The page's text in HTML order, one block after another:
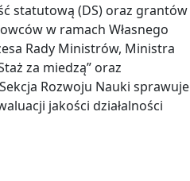
statutową (DS) oraz grantów
w ramach Własnego
Rady Ministrów, Ministra
za miedzą” oraz
Rozwoju Nauki sprawuje
jakości działalności